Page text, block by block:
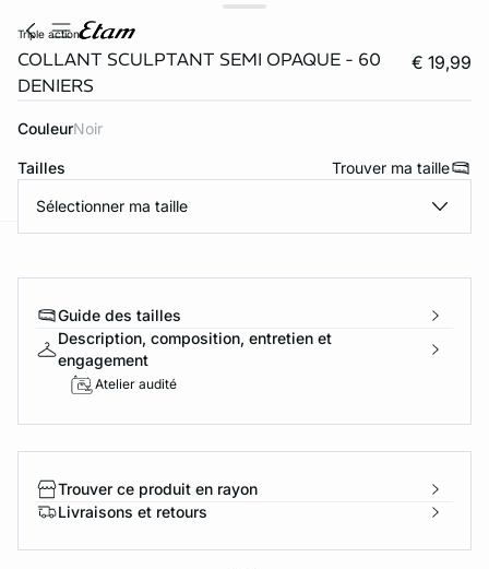
triple action
COLLANT SCULPTANT SEMI OPAQUE - 60
DENIERS
€ 19,99
Couleur noir
Tailles Trouver ma taille
Sélectionner ma taille
Guide des tailles
Description, composition, entretien et
engagement
Atelier audité
Trouver ce produit en rayon
Livraisons et retours